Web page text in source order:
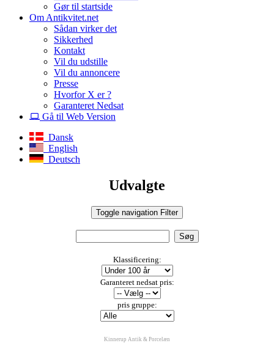
Gør til startside
Om Antikvitet.net
Sådan virker det
Sikkerhed
Kontakt
Vil du udstille
Vil du annoncere
Presse
Hvorfor X er ?
Garanteret Nedsat
Gå til Web Version
Dansk
English
Deutsch
Udvalgte
Toggle navigation Filter
Klassificering:
Garanteret nedsat pris:
pris gruppe:
Kinnerup Antik & Porcelæn